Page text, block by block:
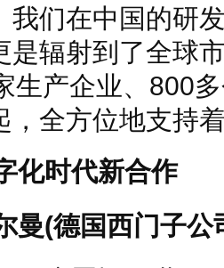
我们在中国的研
是辐射到了全球
生产企业、800
，全方位地支持
化时代新合作
曼(德国西门子